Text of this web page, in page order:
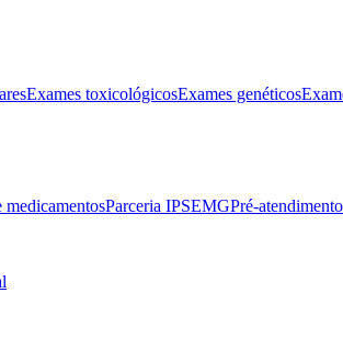
Exames toxicológicosExames genéticos
medicamentosParceria IPSEMGPré-atendimento